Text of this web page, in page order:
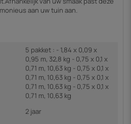
aan uw tuin aan.
5 pakket : - 1,84 x 0,09 x
0,95 m, 32,8 kg - 0,75 x 0,1 x
0,71 m, 10,63 kg - 0,75 x 0,1 x
0,71 m, 10,63 kg - 0,75 x 0,1 x
0,71 m, 10,63 kg - 0,75 x 0,1 x
0,71 m, 10,63 kg
2 jaar